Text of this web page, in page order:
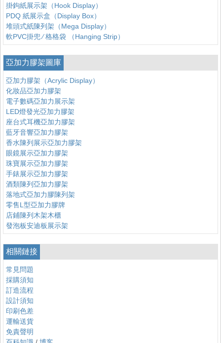
掛鉤紙展示架（Hook Display）
PDQ 紙展示盒（Display Box）
堆頭式紙陳列架（Mega Display）
軟PVC掛兜 ∕ 格格袋 （Hanging Strip）
亞加力膠架圖庫
亞加力膠架（Acrylic Display）
化妝品亞加力膠架
電子數碼亞加力展示架
LED燈發光亞加力膠架
座台式耳機亞加力膠架
藍牙音響亞加力膠架
香水陳列展示亞加力膠架
眼鏡展示亞加力膠架
珠寶展示亞加力膠架
手錶展示亞加力膠架
酒類陳列亞加力膠架
落地式亞加力膠陳列架
零售L型亞加力膠牌
店鋪陳列木架木櫃
發泡板安迪板展示架
相關鏈接
常見問題
採購須知
訂造流程
設計須知
印刷色差
運輸送貨
免責聲明